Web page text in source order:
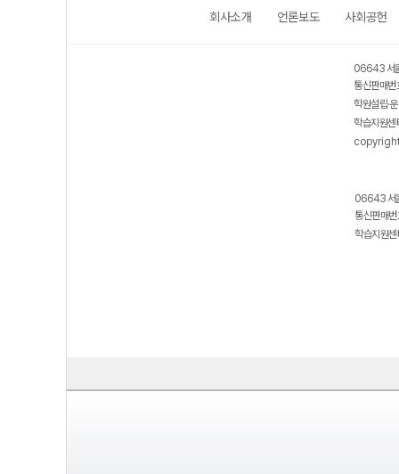
회사소개 언론보도 사회공헌
06643 서
통신판매
학원설립·
학습지원
06643 서
통신판매
학습지원